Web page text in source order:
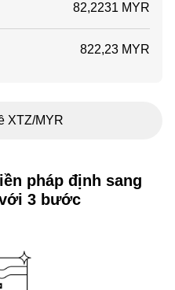
82,2231 MYR
822,23 MYR
XTZ/MYR
pháp định sang
3 bước